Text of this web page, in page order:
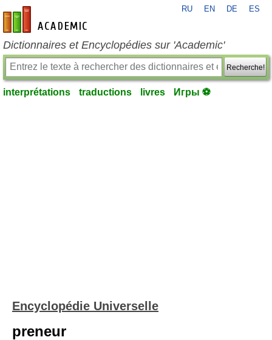
fr-academic.com
RU EN DE ES
Dictionnaires et Encyclopédies sur 'Academic'
Recherche!
interprétations traductions livres Игры ⚽
Encyclopédie Universelle
preneur